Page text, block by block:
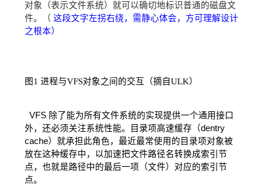
对象（表示文件系统）就可以确切地标识普通的磁盘文
件。（ 这段文字左拐右绕，需静心体会，方可理解设计
之根本）
图1 进程与VFS对象之间的交互（摘自ULK）
VFS 除了能为所有文件系统的实现提供一个通用接口
外，还必须关注系统性能。目录项高速缓存（dentry
cache）就承担此角色，最近最常使用的目录项对象被
放在这种缓存中，以加速把文件路径名转换成索引节
点，也就是路径中的最后一项（文件）对应的索引节
点。